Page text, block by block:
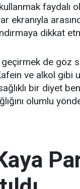
faydalı
ekranıyla
dikkat
geçirmek de göz
ve alkol gibi
bir diyet
olumlu